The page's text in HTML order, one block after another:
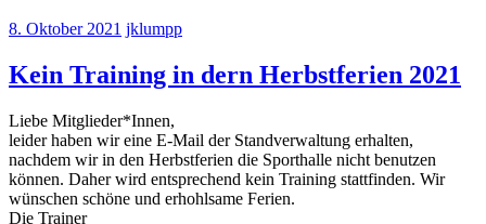
8. Oktober 2021 jklumpp
Kein Training in dern Herbstferien 2021
Liebe Mitglieder*Innen,
leider haben wir eine E-Mail der Standverwaltung erhalten,
nachdem wir in den Herbstferien die Sporthalle nicht benutzen
können. Daher wird entsprechend kein Training stattfinden. Wir
wünschen schöne und erhohlsame Ferien.
Die Trainer